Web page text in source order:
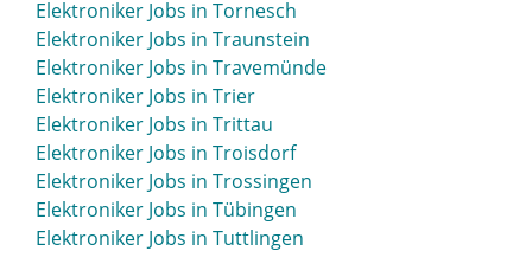
Elektroniker Jobs in Selm
Elektroniker Jobs in Senftenberg
Elektroniker Jobs in Siegburg
Elektroniker Jobs in Siegen
Elektroniker Jobs in Sigmaringen
Elektroniker Jobs in Sindelfingen
Elektroniker Jobs in Singen
Elektroniker Jobs in Sinsheim
Elektroniker Jobs in Soest
Elektroniker Jobs in Tornesch
Elektroniker Jobs in Traunstein
Elektroniker Jobs in Travemünde
Elektroniker Jobs in Trier
Elektroniker Jobs in Trittau
Elektroniker Jobs in Troisdorf
Elektroniker Jobs in Trossingen
Elektroniker Jobs in Tübingen
Elektroniker Jobs in Tuttlingen